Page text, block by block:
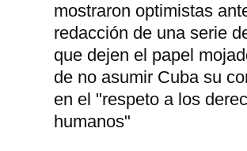
mostraron optimistas
redacción de una serie
que dejen el papel
de no asumir Cuba su
en el "respeto a los
humanos"